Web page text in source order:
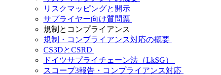
リスクマッピングと開示
サプライヤー向け質問票
規制とコンプライアンス
規制・コンプライアンス対応の概要
CS3DとCSRD
ドイツサプライチェーン法（LkSG）
スコープ3報告・コンプライアンス対応